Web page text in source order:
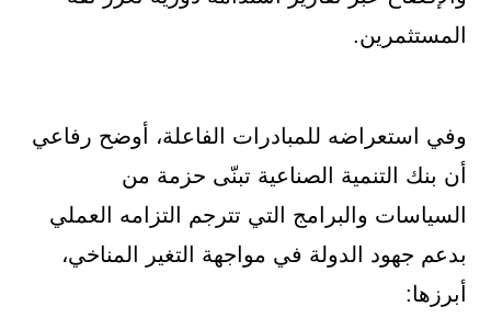
المستثمرين.
وفي استعراضه للمبادرات الفاعلة، أوضح رفاعي
أن بنك التنمية الصناعية تبنّى حزمة من
السياسات والبرامج التي تترجم التزامه العملي
بدعم جهود الدولة في مواجهة التغير المناخي،
أبرزها: